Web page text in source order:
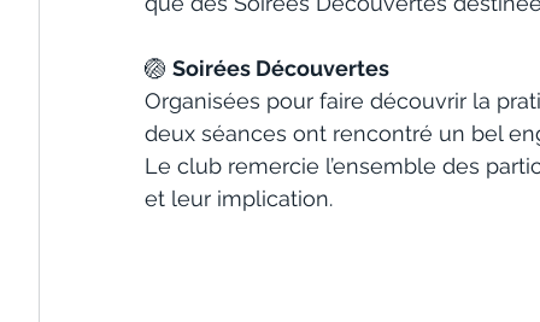
🏐 Soirées Découvertes
Organisées pour faire découvrir la
deux séances ont rencontré un bel
Le club remercie l’ensemble des
et leur implication.